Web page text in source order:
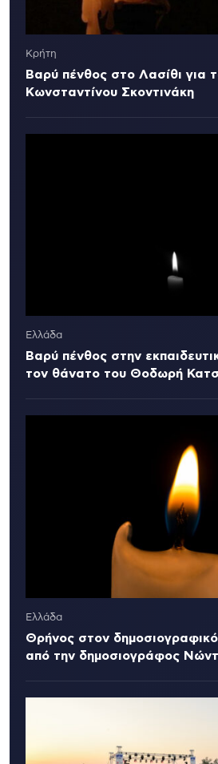
Κρήτη
Βαρύ πένθος στο Λασίθι για
Κωνσταντίνου Σκοντινάκη
Ελλάδα
Βαρύ πένθος στην
τον θάνατο του Θοδωρή
Ελλάδα
Θρήνος στον
από την δημοσιογράφος